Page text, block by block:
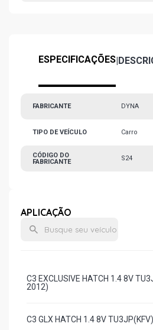
ESPECIFICAÇÕES|
FABRICANTE DYNA
TIPO DE VEÍCULO Carro
CÓDIGO DO
FABRICANTE
S24
APLICAÇÃO
C3 EXCLUSIVE HATCH 1.4 8V
2012)
C3 GLX HATCH 1.4 8V